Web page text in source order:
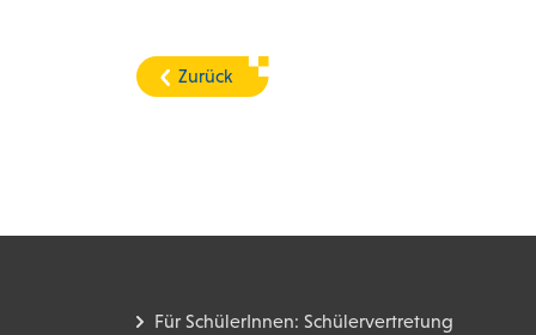
Zurück
Für SchülerInnen: Schülervertretung